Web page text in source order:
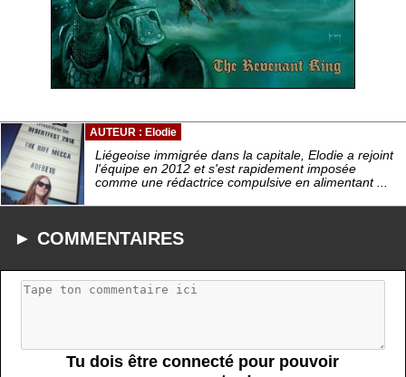
AUTEUR : Elodie
Liégeoise immigrée dans la capitale, Elodie a rejoint
l'équipe en 2012 et s'est rapidement imposée
comme une rédactrice compulsive en alimentant ...
► COMMENTAIRES
Tu dois être connecté pour pouvoir